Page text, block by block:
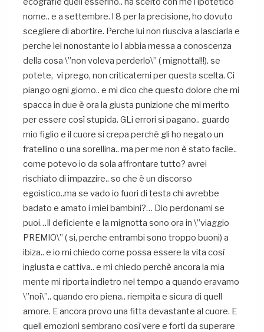
nome.. e a settembre. l 8 per la precisione, ho dovuto
scegliere di abortire. Perche lui non riusciva a lasciarla e
perche lei nonostante io l abbia messa a conoscenza
della cosa \”non voleva perderlo\” ( mignotta!!!). se
potete, vi prego, non criticatemi per questa scelta. Ci
piango ogni giorno.. e mi dico che questo dolore che mi
spacca in due è ora la giusta punizione che mi merito
per essere così stupida. GLi errori si pagano.. guardo
mio figlio e il cuore si crepa perchè gli ho negato un
fratellino o una sorellina.. ma per me non è stato facile..
come potevo io da sola affrontare tutto? avrei
rischiato di impazzire.. so che è un discorso
egoistico..ma se vado io fuori di testa chi avrebbe
badato e amato i miei bambini?… Dio perdonami se
puoi…Il deficiente e la mignotta sono ora in \”viaggio
PREMIO\” ( si, perche entrambi sono troppo buoni) a
ibiza.. e io mi chiedo come possa essere la vita così
ingiusta e cattiva.. e mi chiedo perchè ancora la mia
mente mi riporta indietro nel tempo a quando eravamo
\”noi\”.. quando ero piena.. riempita e sicura di quell
amore. E ancora provo una fitta devastante al cuore. E
quell emozioni sembrano così vere e forti da superare